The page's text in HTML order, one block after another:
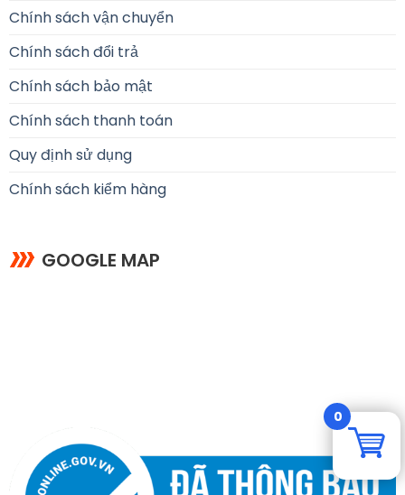
Chính sách vận chuyển
Chính sách đổi trả
Chính sách bảo mật
Chính sách thanh toán
Quy định sử dụng
Chính sách kiểm hàng
GOOGLE MAP
0